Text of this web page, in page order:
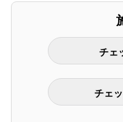
チェ
チェ